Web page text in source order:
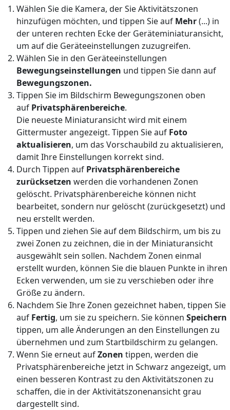
Wählen Sie die Kamera, der Sie Aktivitätszonen
hinzufügen möchten, und tippen Sie auf Mehr(...) in
der unteren rechten Ecke der Geräteminiaturansicht,
um auf die Geräteeinstellungen zuzugreifen.
Wählen Sie in den Geräteeinstellungen
Bewegungseinstellungen und tippen Sie dann auf
Bewegungszonen.
Tippen Sie im Bildschirm Bewegungszonen oben
auf Privatsphärenbereiche.
Die neueste Miniaturansicht wird mit einem
Gittermuster angezeigt. Tippen Sie auf Foto
aktualisieren, um das Vorschaubild zu aktualisieren,
damit Ihre Einstellungen korrekt sind.
Durch Tippen auf Privatsphärenbereiche
zurücksetzen werden die vorhandenen Zonen
gelöscht. Privatsphärenbereiche können nicht
bearbeitet, sondern nur gelöscht (zurückgesetzt) und
neu erstellt werden.
Tippen und ziehen Sie auf dem Bildschirm, um bis zu
zwei Zonen zu zeichnen, die in der Miniaturansicht
ausgewählt sein sollen. Nachdem Zonen einmal
erstellt wurden, können Sie die blauen Punkte in ihren
Ecken verwenden, um sie zu verschieben oder ihre
Größe zu ändern.
Nachdem Sie Ihre Zonen gezeichnet haben, tippen Sie
auf Fertig, um sie zu speichern. Sie können Speichern
tippen, um alle Änderungen an den Einstellungen zu
übernehmen und zum Startbildschirm zu gelangen.
Wenn Sie erneut aufZonen tippen, werden die
Privatsphärenbereiche jetzt in Schwarz angezeigt, um
einen besseren Kontrast zu den Aktivitätszonen zu
schaffen, die in der Aktivitätszonenansicht grau
dargestellt sind.